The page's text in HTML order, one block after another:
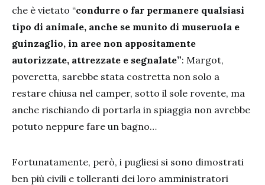
che è vietato “condurre o far permanere qualsiasi
tipo di animale, anche se munito di museruola e
guinzaglio, in aree non appositamente
autorizzate, attrezzate e segnalate”: Margot,
poveretta, sarebbe stata costretta non solo a
restare chiusa nel camper, sotto il sole rovente, ma
anche rischiando di portarla in spiaggia non avrebbe
potuto neppure fare un bagno…
Fortunatamente, però, i pugliesi si sono dimostrati
ben più civili e tolleranti dei loro amministratori